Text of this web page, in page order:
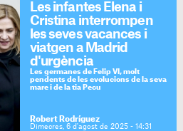
Les infantes Elena i
Cristina interrompen
les seves vacances i
viatgen a Madrid
d'urgència
Les germanes de Felip VI, molt
pendents de les evolucions de la seva
mare i de la tia Pecu
Robert Rodríguez
Dimecres, 6 d'agost de 2025 - 14:31